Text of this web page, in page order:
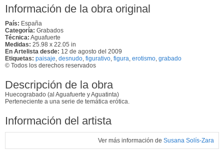
Información de la obra original
País: España
Categoría: Grabados
Técnica: Aguafuerte
Medidas: 25.98 x 22.05 in
En Artelista desde: 12 de agosto del 2009
Etiquetas: paisaje, desnudo, figurativo, figura, erotismo, grabado
© Todos los derechos reservados
Descripción de la obra
Huecograbado (al Aguafuerte y Aguatinta)
Perteneciente a una serie de temática erótica.
Información del artista
Ver más información de Susana Solís-Zara